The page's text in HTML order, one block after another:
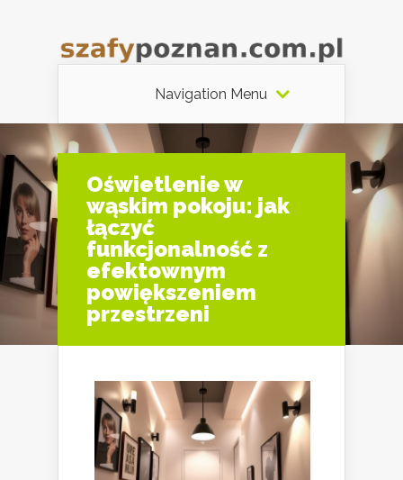
Navigation Menu
Oświetlenie w
wąskim pokoju: jak
łączyć
funkcjonalność z
efektownym
powiększeniem
przestrzeni